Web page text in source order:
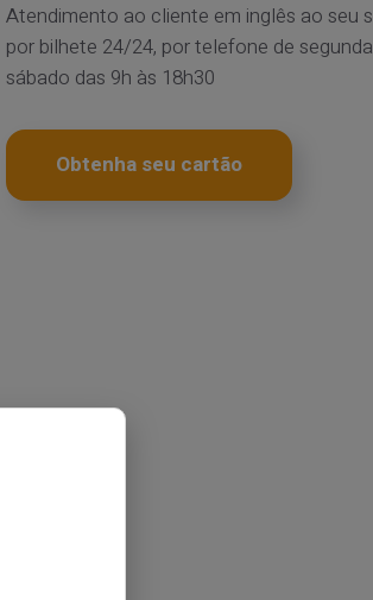
Atendimento ao cliente em inglês ao seu
por bilhete 24/24, por telefone de
sábado das 9h às 18h30
Obtenha seu cartão